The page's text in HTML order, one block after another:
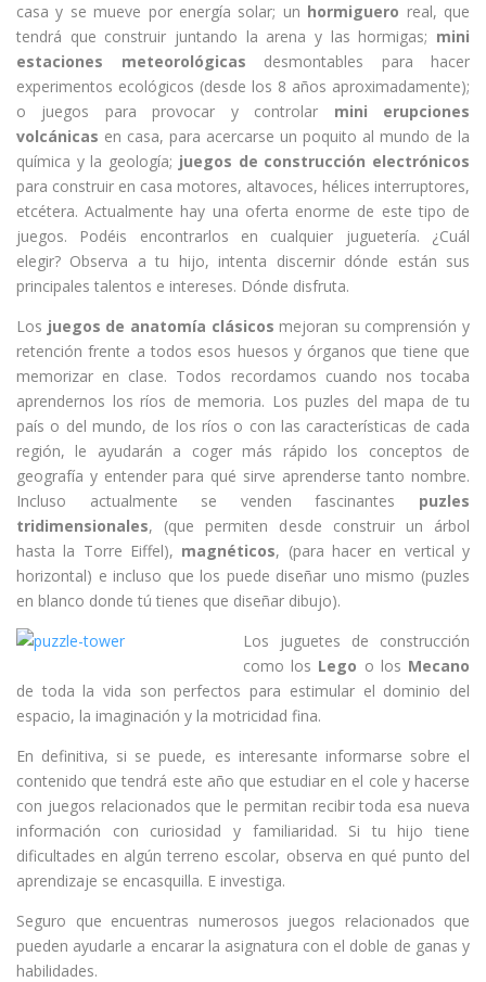
casa y se mueve por energía solar; un hormiguero real, que
tendrá que construir juntando la arena y las hormigas; mini
estaciones meteorológicas desmontables para hacer
experimentos ecológicos (desde los 8 años aproximadamente);
o juegos para provocar y controlar mini erupciones
volcánicas en casa, para acercarse un poquito al mundo de la
química y la geología; juegos de construcción electrónicos
para construir en casa motores, altavoces, hélices interruptores,
etcétera. Actualmente hay una oferta enorme de este tipo de
juegos. Podéis encontrarlos en cualquier juguetería. ¿Cuál
elegir? Observa a tu hijo, intenta discernir dónde están sus
principales talentos e intereses. Dónde disfruta.
Los juegos de anatomía clásicos mejoran su comprensión y
retención frente a todos esos huesos y órganos que tiene que
memorizar en clase. Todos recordamos cuando nos tocaba
aprendernos los ríos de memoria. Los puzles del mapa de tu
país o del mundo, de los ríos o con las características de cada
región, le ayudarán a coger más rápido los conceptos de
geografía y entender para qué sirve aprenderse tanto nombre.
Incluso actualmente se venden fascinantes puzles
tridimensionales, (que permiten desde construir un árbol
hasta la Torre Eiffel), magnéticos, (para hacer en vertical y
horizontal) e incluso que los puede diseñar uno mismo (puzles
en blanco donde tú tienes que diseñar dibujo).
Los juguetes de construcción
como los Lego o los Mecano
de toda la vida son perfectos para estimular el dominio del
espacio, la imaginación y la motricidad fina.
En definitiva, si se puede, es interesante informarse sobre el
contenido que tendrá este año que estudiar en el cole y hacerse
con juegos relacionados que le permitan recibir toda esa nueva
información con curiosidad y familiaridad. Si tu hijo tiene
dificultades en algún terreno escolar, observa en qué punto del
aprendizaje se encasquilla. E investiga.
Seguro que encuentras numerosos juegos relacionados que
pueden ayudarle a encarar la asignatura con el doble de ganas y
habilidades.